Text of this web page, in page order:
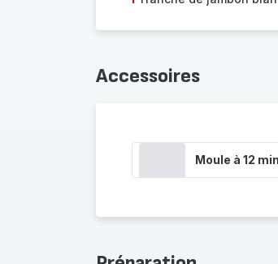
Accessoires
Moule à 12